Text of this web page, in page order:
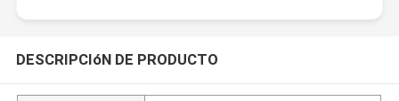
DESCRIPCIóN DE PRODUCTO